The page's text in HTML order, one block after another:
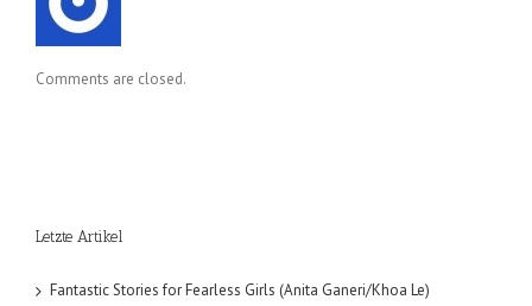
Comments are closed.
Letzte Artikel
Fantastic Stories for Fearless Girls (Anita Ganeri/Khoa Le)